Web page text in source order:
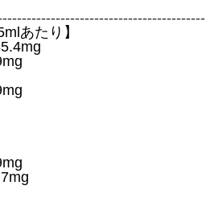
あたり】